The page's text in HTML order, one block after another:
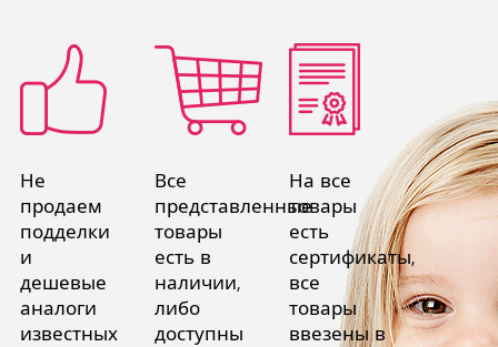
Не
продаем
подделки
и
дешевые
аналоги
известных
Все
представленные
товары
есть в
наличии,
либо
доступны
На все
товары
есть
сертификаты,
все
товары
ввезены в